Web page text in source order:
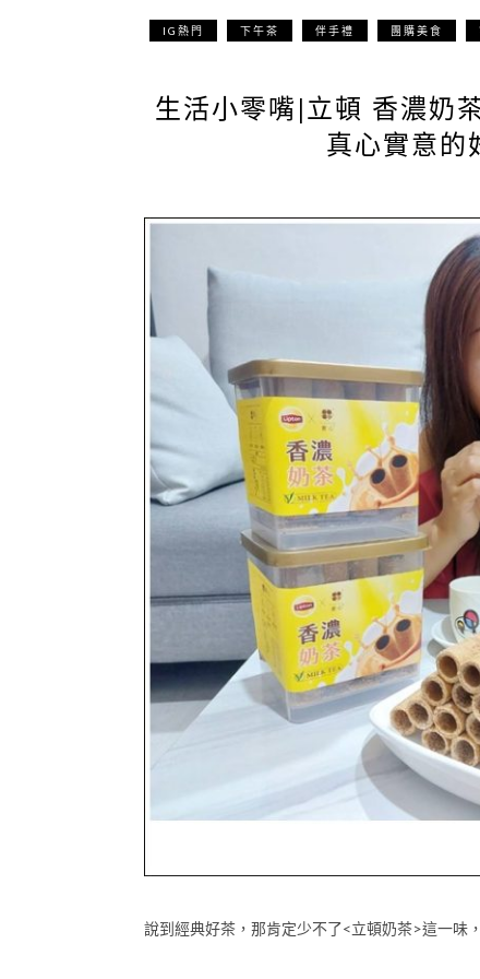
IG熱門 下午茶 伴手禮 團購美食
生活小零嘴|立頓 香濃奶
真心實意的
說到經典好茶，那肯定少不了<立頓奶茶>這一味